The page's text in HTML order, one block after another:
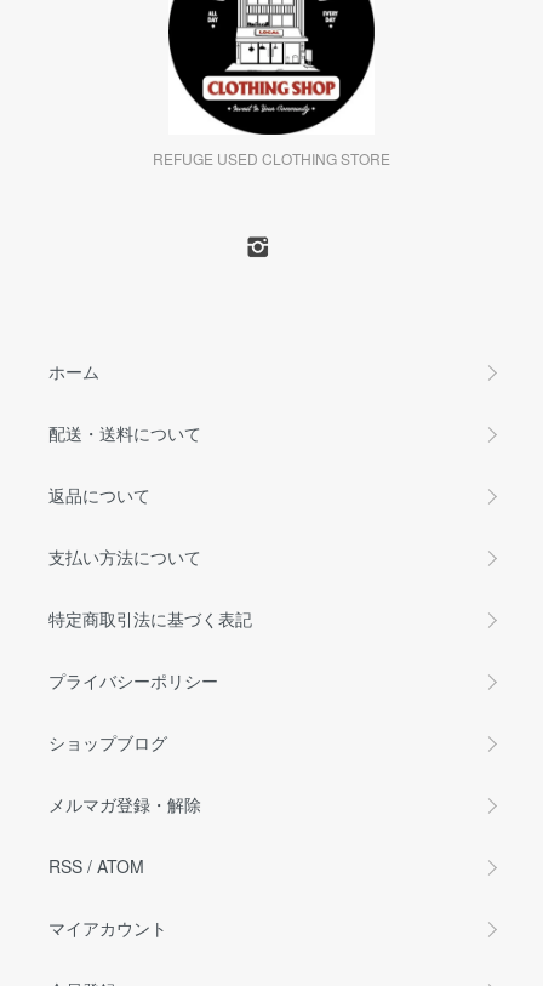
REFUGE USED CLOTHING STORE
ホーム
配送・送料について
返品について
支払い方法について
特定商取引法に基づく表記
プライバシーポリシー
ショップブログ
メルマガ登録・解除
RSS / ATOM
マイアカウント